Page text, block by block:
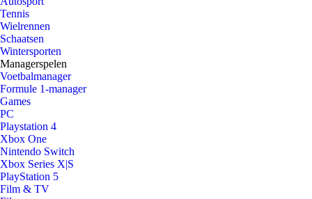
Tennis
Wielrennen
Schaatsen
Wintersporten
Managerspelen
Voetbalmanager
Formule 1-manager
Games
PC
Playstation 4
Xbox One
Nintendo Switch
Xbox Series X|S
PlayStation 5
Film & TV